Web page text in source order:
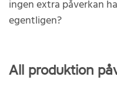
ingen extra påverkan
egentligen?
All produktion